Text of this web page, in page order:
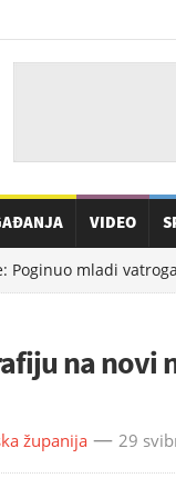
VIDEO
mladi
na novi
županija 29